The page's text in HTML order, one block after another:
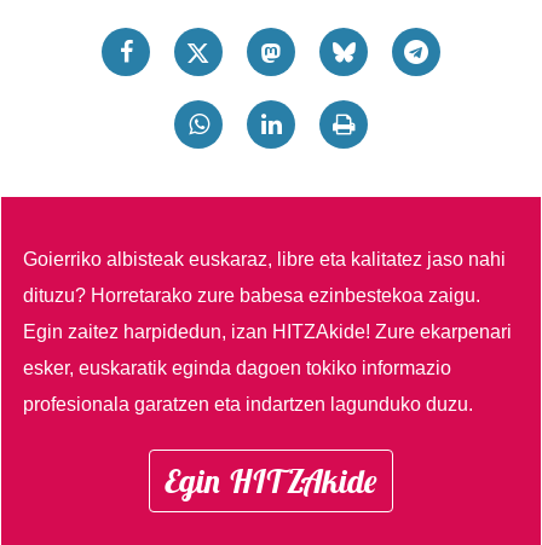
Goierriko albisteak euskaraz, libre eta kalitatez jaso nahi
dituzu? Horretarako zure babesa ezinbestekoa zaigu.
Egin zaitez harpidedun, izan HITZAkide!Zure ekarpenari
esker, euskaratik eginda dagoen tokiko informazio
profesionala garatzen eta indartzen lagunduko duzu.
Egin HITZAkide